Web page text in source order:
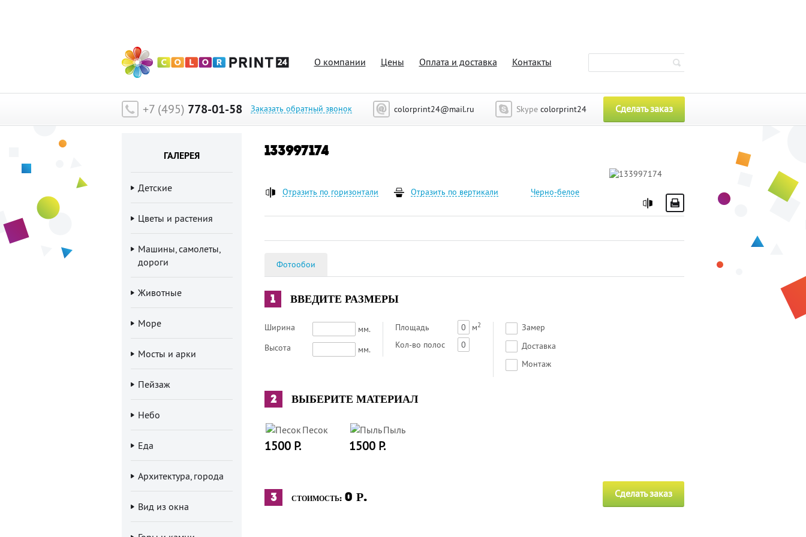
+7 (495) 778-01-58 Заказать обратный звонок colorprint24@mail.ru Skype colorprint24 Сделать заказ
О компании Цены Оплата и доставка Контакты
Главная
ГАЛЕРЕЯ
Детские
Цветы и растения
Машины, самолеты,
дороги
Животные
Море
Мосты и арки
Пейзаж
Небо
Еда
Архитектура, города
Вид из окна
133997174
Отразить по горизонтали Отразить по вертикали Черно-белое
Фотообои
1 ВВЕДИТЕ РАЗМЕРЫ
Ширина
мм.
Высота
мм.
Площадь 0 м2
Кол-во полос 0
Замер
Доставка
Монтаж
2 ВЫБЕРИТЕ МАТЕРИАЛ
Песок
1500 Р.
Пыль
1500 Р.
3 СТОИМОСТЬ: 0 Р. Сделать заказ